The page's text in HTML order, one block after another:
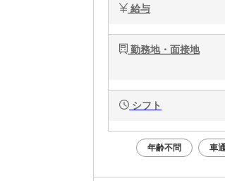
給与
勤務地・面接地
シフト
年齢不問 車